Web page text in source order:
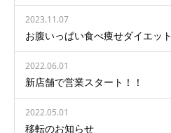
2023.11.07
お腹いっぱい食べ痩せダイエット
2022.06.01
新店舗で営業スタート！！
2022.05.01
移転のお知らせ